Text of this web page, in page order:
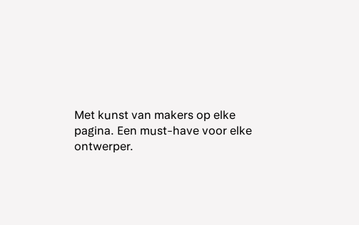
Met kunst van makers op elke
pagina. Een must-have voor elke
ontwerper.